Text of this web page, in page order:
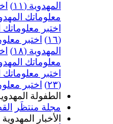
المهدوية (١١)
معلوماتك
اختبر معلوماتك
(١٦)
اختبر
المهدوية (١٨)
معلوماتك
اختبر معلوماتك
(٢٣)
اختبر
الطفولة
مجلة منتظَر
الأخبار المهدوية